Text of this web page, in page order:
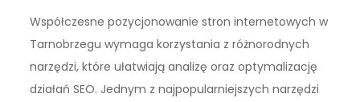
Współczesne pozycjonowanie stron internetowych w
Tarnobrzegu wymaga korzystania z różnorodnych
narzędzi, które ułatwiają analizę oraz optymalizację
działań SEO. Jednym z najpopularniejszych narzędzi